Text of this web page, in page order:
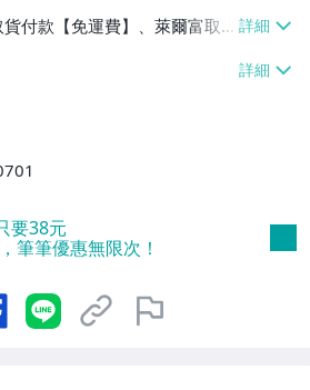
貨付款【免運費】、萊爾富取
費】
要38元
筆筆優惠無限次！